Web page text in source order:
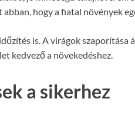
hogy a fiatal növények
is. A virágok szaporítása
kedvező a növekedéshez.
a sikerhez